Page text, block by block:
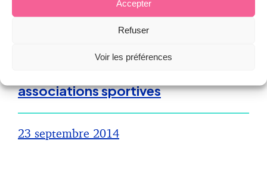
Accepter
Refuser
Voir les préférences
Le contrat de travail intermittent :
associations sportives
23 septembre 2014